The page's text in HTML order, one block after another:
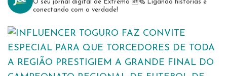
O seu jornal digital de Extrema 🆕️🗞 Ligando histórias e
conectando com a verdade!